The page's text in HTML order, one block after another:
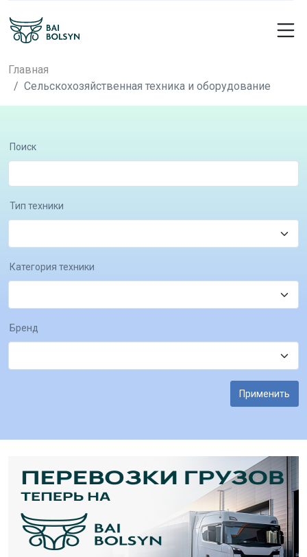
Главная
Сельскохозяйственная техника и оборудование
Поиск
Тип техники
Категория техники
Бренд
Применить